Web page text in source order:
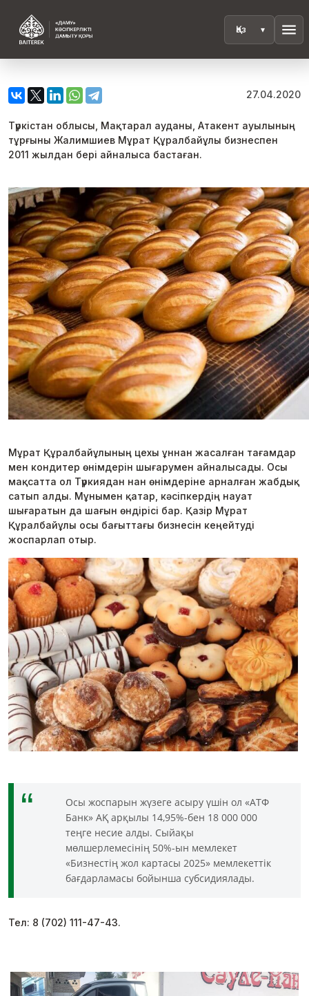
menu
27.04.2020
Түркістан облысы, Мақтарал ауданы, Атакент ауылының
тұрғыны Жалимшиев Мұрат Құралбайұлы бизнеспен
2011 жылдан бері айналыса бастаған.
Мұрат Құралбайұлының цехы ұннан жасалған тағамдар
мен кондитер өнімдерін шығарумен айналысады. Осы
мақсатта ол Түркиядан нан өнімдеріне арналған жабдық
сатып алды. Мұнымен қатар, кәсіпкердің науат
шығаратын да шағын өндірісі бар. Қазір Мұрат
Құралбайұлы осы бағыттағы бизнесін кеңейтуді
жоспарлап отыр.
Осы жоспарын жүзеге асыру үшін ол «АТФ
Банк» АҚ арқылы 14,95%-бен 18 000 000
теңге несие алды. Сыйақы
мөлшерлемесінің 50%-ын мемлекет
«Бизнестің жол картасы 2025» мемлекеттік
бағдарламасы бойынша субсидиялады.
Тел: 8 (702) 111-47-43.